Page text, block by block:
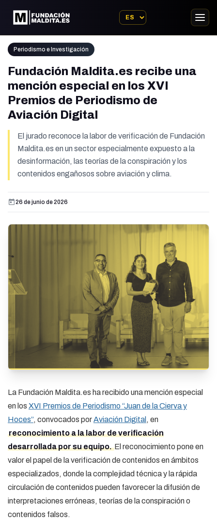
Periodismo e Investigación
Fundación Maldita.es recibe una
mención especial en los XVI
Premios de Periodismo de
Aviación Digital
El jurado reconoce la labor de verificación de Fundación
Maldita.es en un sector especialmente expuesto a la
desinformación, las teorías de la conspiración y los
contenidos engañosos sobre aviación y clima.
26 de junio de 2026
La Fundación Maldita.es ha recibido una mención especial
en los XVI Premios de Periodismo “Juan de la Cierva y
Hoces”, convocados porAviación Digital , en
reconocimiento a la labor de verificación
desarrollada por su equipo.El reconocimiento pone en
valor el papel de la verificación de contenidos en ámbitos
especializados, donde la complejidad técnica y la rápida
circulación de contenidos pueden favorecer la difusión de
interpretaciones erróneas, teorías de la conspiración o
contenidos falsos.